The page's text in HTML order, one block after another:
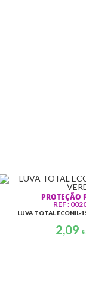
PROTEÇÃO
REF :
LUVA TOTAL ECONIL-
2,09€